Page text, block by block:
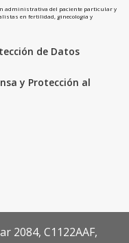
administrativa del paciente particular y
en fertilidad, ginecología y
de Datos
y Protección al
2084, C1122AAF,